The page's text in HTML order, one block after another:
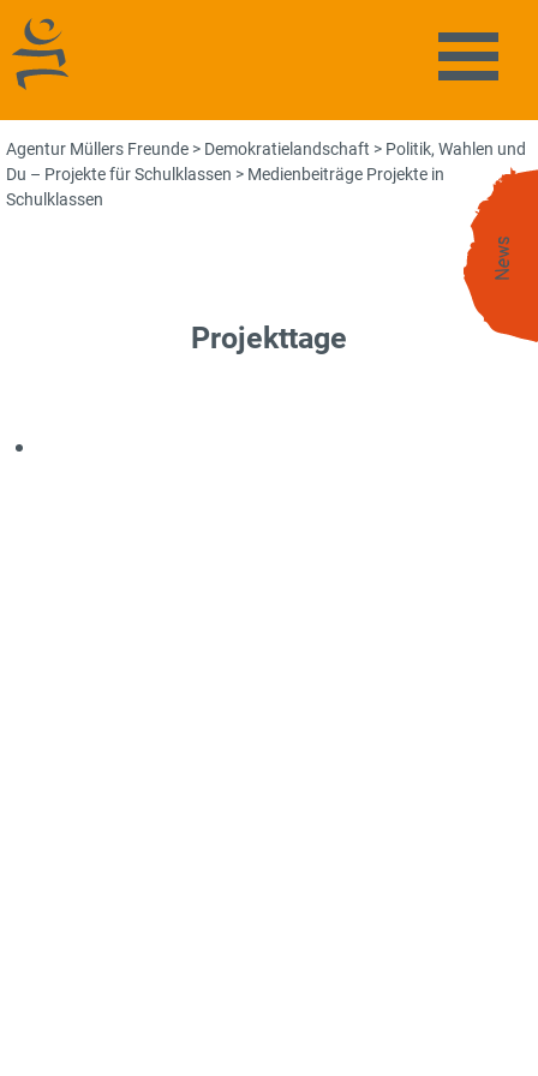
Agentur Müllers Freunde
News
Agentur Müllers Freunde > Demokratielandschaft > Politik, Wahlen und
Du – Projekte für Schulklassen > Medienbeiträge Projekte in
Schulklassen
Projekttage